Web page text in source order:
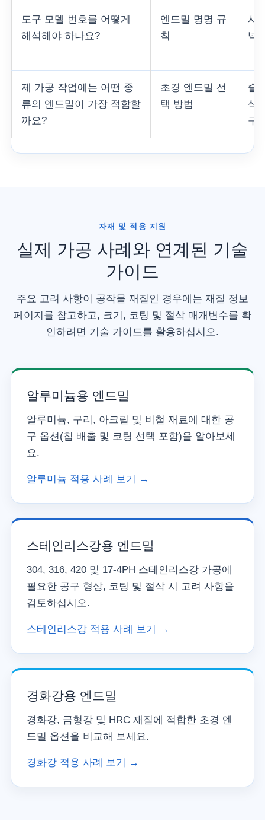
도구 모델 번호를 어떻게
해석해야 하나요?
엔드밀 명명 규
칙
시
넥
제 가공 작업에는 어떤 종
류의 엔드밀이 가장 적합할
까요?
초경 엔드밀 선
택 방법
슬
삭,
구
자재 및 적용 지원
실제 가공 사례와 연계된 기술
가이드
주요 고려 사항이 공작물 재질인 경우에는 재질 정보
페이지를 참고하고, 크기, 코팅 및 절삭 매개변수를 확
인하려면 기술 가이드를 활용하십시오.
알루미늄용 엔드밀
알루미늄, 구리, 아크릴 및 비철 재료에 대한 공
구 옵션(칩 배출 및 코팅 선택 포함)을 알아보세
요.
알루미늄 적용 사례 보기 →
스테인리스강용 엔드밀
304, 316, 420 및 17-4PH 스테인리스강 가공에
필요한 공구 형상, 코팅 및 절삭 시 고려 사항을
검토하십시오.
스테인리스강 적용 사례 보기 →
경화강용 엔드밀
경화강, 금형강 및 HRC 재질에 적합한 초경 엔
드밀 옵션을 비교해 보세요.
경화강 적용 사례 보기 →